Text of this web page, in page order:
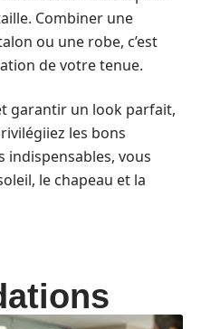
Combiner une
ou une robe, c’est
de votre tenue.
garantir un look parfait,
les bons
indispensables, vous
le chapeau et la